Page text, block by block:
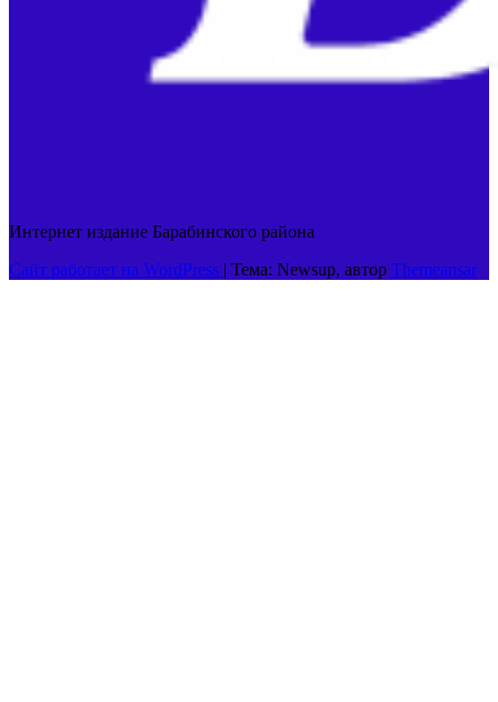
Интернет издание Барабинского района
Сайт работает на WordPress | Тема: Newsup, автор Themeansar